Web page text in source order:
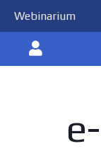
Webinarium